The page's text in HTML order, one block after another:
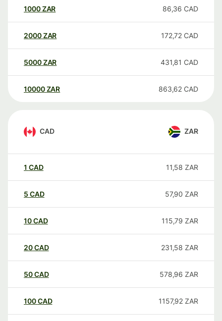
1000ZAR 86,36 CAD
2000ZAR 172,72 CAD
5000ZAR 431,81 CAD
10000 ZAR 863,62 CAD
CAD ZAR
1 CAD 11,58 ZAR
5 CAD 57,90 ZAR
10CAD 115,79 ZAR
20CAD 231,58 ZAR
50CAD 578,96 ZAR
100CAD 1157,92 ZAR